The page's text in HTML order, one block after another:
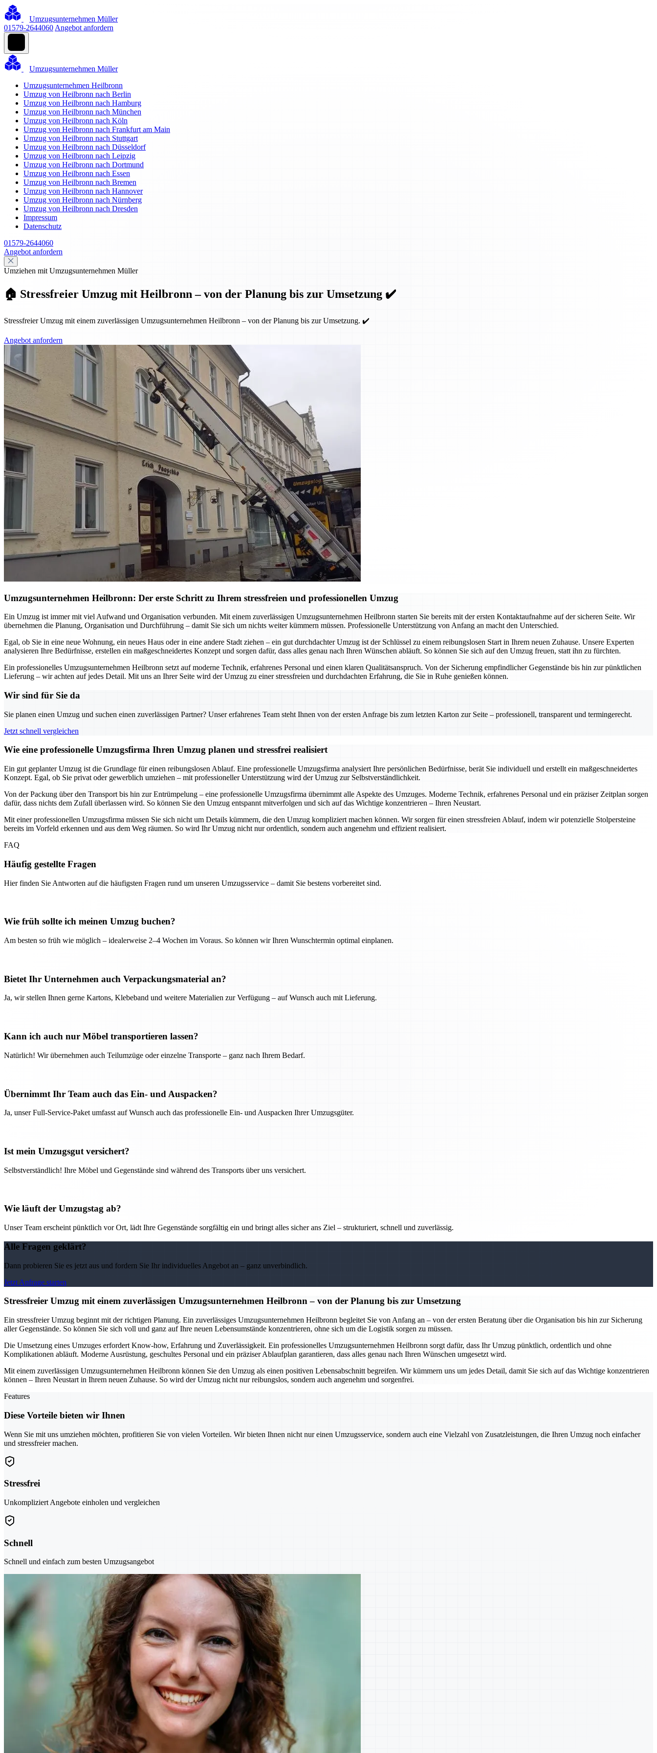
Umzugsunternehmen Müller
01579-2644060 Angebot anfordern
Umzugsunternehmen Müller
Umzugsunternehmen Heilbronn
Umzug von Heilbronn nach Berlin
Umzug von Heilbronn nach Hamburg
Umzug von Heilbronn nach München
Umzug von Heilbronn nach Köln
Umzug von Heilbronn nach Frankfurt am Main
Umzug von Heilbronn nach Stuttgart
Umzug von Heilbronn nach Düsseldorf
Umzug von Heilbronn nach Leipzig
Umzug von Heilbronn nach Dortmund
Umzug von Heilbronn nach Essen
Umzug von Heilbronn nach Bremen
Umzug von Heilbronn nach Hannover
Umzug von Heilbronn nach Nürnberg
Umzug von Heilbronn nach Dresden
Impressum
Datenschutz
01579-2644060
Angebot anfordern
Umziehen mit Umzugsunternehmen Müller
🏠 Stressfreier Umzug mit Heilbronn – von der Planung bis zur Umsetzung ✔️
Stressfreier Umzug mit einem zuverlässigen Umzugsunternehmen Heilbronn – von der Planung bis zur Umsetzung. ✔️
Angebot anfordern
Umzugsunternehmen Heilbronn: Der erste Schritt zu Ihrem stressfreien und professionellen Umzug
Ein Umzug ist immer mit viel Aufwand und Organisation verbunden. Mit einem zuverlässigen Umzugsunternehmen Heilbronn starten Sie bereits mit der ersten Kontaktaufnahme auf der sicheren Seite. Wir
übernehmen die Planung, Organisation und Durchführung – damit Sie sich um nichts weiter kümmern müssen. Professionelle Unterstützung von Anfang an macht den Unterschied.
Egal, ob Sie in eine neue Wohnung, ein neues Haus oder in eine andere Stadt ziehen – ein gut durchdachter Umzug ist der Schlüssel zu einem reibungslosen Start in Ihrem neuen Zuhause. Unsere Experten
analysieren Ihre Bedürfnisse, erstellen ein maßgeschneidertes Konzept und sorgen dafür, dass alles genau nach Ihren Wünschen abläuft. So können Sie sich auf den Umzug freuen, statt ihn zu fürchten.
Ein professionelles Umzugsunternehmen Heilbronn setzt auf moderne Technik, erfahrenes Personal und einen klaren Qualitätsanspruch. Von der Sicherung empfindlicher Gegenstände bis hin zur pünktlichen
Lieferung – wir achten auf jedes Detail. Mit uns an Ihrer Seite wird der Umzug zu einer stressfreien und durchdachten Erfahrung, die Sie in Ruhe genießen können.
Wir sind für Sie da
Sie planen einen Umzug und suchen einen zuverlässigen Partner? Unser erfahrenes Team steht Ihnen von der ersten Anfrage bis zum letzten Karton zur Seite – professionell, transparent und termingerecht.
Jetzt schnell vergleichen
Wie eine professionelle Umzugsfirma Ihren Umzug planen und stressfrei realisiert
Ein gut geplanter Umzug ist die Grundlage für einen reibungslosen Ablauf. Eine professionelle Umzugsfirma analysiert Ihre persönlichen Bedürfnisse, berät Sie individuell und erstellt ein maßgeschneidertes
Konzept. Egal, ob Sie privat oder gewerblich umziehen – mit professioneller Unterstützung wird der Umzug zur Selbstverständlichkeit.
Von der Packung über den Transport bis hin zur Entrümpelung – eine professionelle Umzugsfirma übernimmt alle Aspekte des Umzuges. Moderne Technik, erfahrenes Personal und ein präziser Zeitplan sorgen
dafür, dass nichts dem Zufall überlassen wird. So können Sie den Umzug entspannt mitverfolgen und sich auf das Wichtige konzentrieren – Ihren Neustart.
Mit einer professionellen Umzugsfirma müssen Sie sich nicht um Details kümmern, die den Umzug kompliziert machen können. Wir sorgen für einen stressfreien Ablauf, indem wir potenzielle Stolpersteine
bereits im Vorfeld erkennen und aus dem Weg räumen. So wird Ihr Umzug nicht nur ordentlich, sondern auch angenehm und effizient realisiert.
FAQ
Häufig gestellte Fragen
Hier finden Sie Antworten auf die häufigsten Fragen rund um unseren Umzugsservice – damit Sie bestens vorbereitet sind.
Wie früh sollte ich meinen Umzug buchen?
Am besten so früh wie möglich – idealerweise 2–4 Wochen im Voraus. So können wir Ihren Wunschtermin optimal einplanen.
Bietet Ihr Unternehmen auch Verpackungsmaterial an?
Ja, wir stellen Ihnen gerne Kartons, Klebeband und weitere Materialien zur Verfügung – auf Wunsch auch mit Lieferung.
Kann ich auch nur Möbel transportieren lassen?
Natürlich! Wir übernehmen auch Teilumzüge oder einzelne Transporte – ganz nach Ihrem Bedarf.
Übernimmt Ihr Team auch das Ein- und Auspacken?
Ja, unser Full-Service-Paket umfasst auf Wunsch auch das professionelle Ein- und Auspacken Ihrer Umzugsgüter.
Ist mein Umzugsgut versichert?
Selbstverständlich! Ihre Möbel und Gegenstände sind während des Transports über uns versichert.
Wie läuft der Umzugstag ab?
Unser Team erscheint pünktlich vor Ort, lädt Ihre Gegenstände sorgfältig ein und bringt alles sicher ans Ziel – strukturiert, schnell und zuverlässig.
Alle Fragen geklärt?
Dann probieren Sie es jetzt aus und fordern Sie Ihr individuelles Angebot an – ganz unverbindlich.
Jetzt Anfrage starten
Stressfreier Umzug mit einem zuverlässigen Umzugsunternehmen Heilbronn – von der Planung bis zur Umsetzung
Ein stressfreier Umzug beginnt mit der richtigen Planung. Ein zuverlässiges Umzugsunternehmen Heilbronn begleitet Sie von Anfang an – von der ersten Beratung über die Organisation bis hin zur Sicherung
aller Gegenstände. So können Sie sich voll und ganz auf Ihre neuen Lebensumstände konzentrieren, ohne sich um die Logistik sorgen zu müssen.
Die Umsetzung eines Umzuges erfordert Know-how, Erfahrung und Zuverlässigkeit. Ein professionelles Umzugsunternehmen Heilbronn sorgt dafür, dass Ihr Umzug pünktlich, ordentlich und ohne
Komplikationen abläuft. Moderne Ausrüstung, geschultes Personal und ein präziser Ablaufplan garantieren, dass alles genau nach Ihren Wünschen umgesetzt wird.
Mit einem zuverlässigen Umzugsunternehmen Heilbronn können Sie den Umzug als einen positiven Lebensabschnitt begreifen. Wir kümmern uns um jedes Detail, damit Sie sich auf das Wichtige konzentrieren
können – Ihren Neustart in Ihrem neuen Zuhause. So wird der Umzug nicht nur reibungslos, sondern auch angenehm und sorgenfrei.
Features
Diese Vorteile bieten wir Ihnen
Wenn Sie mit uns umziehen möchten, profitieren Sie von vielen Vorteilen. Wir bieten Ihnen nicht nur einen Umzugsservice, sondern auch eine Vielzahl von Zusatzleistungen, die Ihren Umzug noch einfacher
und stressfreier machen.
Stressfrei
Unkompliziert Angebote einholen und vergleichen
Schnell
Schnell und einfach zum besten Umzugsangebot